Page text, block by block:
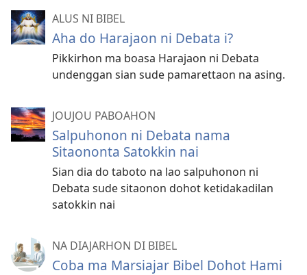
ALUS NI BIBEL
Aha do Harajaon ni Debata i?
Pikkirhon ma boasa Harajaon ni Debata
undenggan sian sude pamarettaon na asing.
JOUJOU PABOAHON
Salpuhonon ni Debata nama
Sitaononta Satokkin nai
Sian dia do taboto na lao salpuhonon ni
Debata sude sitaonon dohot ketidakadilan
satokkin nai
NA DIAJARHON DI BIBEL
Coba ma Marsiajar Bibel Dohot Hami